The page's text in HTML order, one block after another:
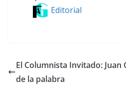
Editorial
El Columnista Invitado: Juan
de la palabra